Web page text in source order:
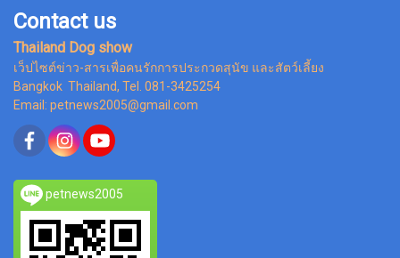
Contact us
Thailand Dog show
เว็ปไซต์ข่าว-สารเพื่อคนรักการประกวดสุนัข และสัตว์เลี้ยง
Bangkok Thailand, Tel. 081-3425254
Email: petnews2005@gmail.com
petnews2005